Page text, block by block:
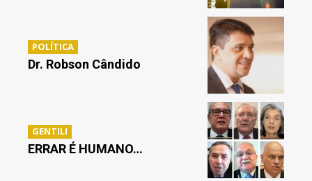
POLÍTICA
Dr. Robson Cândido
GENTILI
ERRAR É HUMANO…